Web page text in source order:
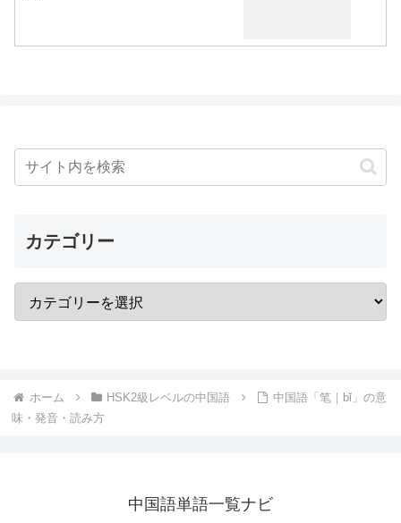
カテゴリー
ホーム HSK2級レベルの中国語
中国語「笔｜bǐ」の意
味・発音・読み方
中国語単語一覧ナビ